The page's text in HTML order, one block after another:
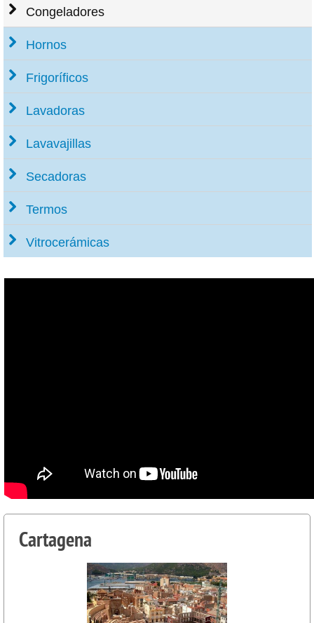
Congeladores
Hornos
Frigoríficos
Lavadoras
Lavavajillas
Secadoras
Termos
Vitrocerámicas
Cartagena